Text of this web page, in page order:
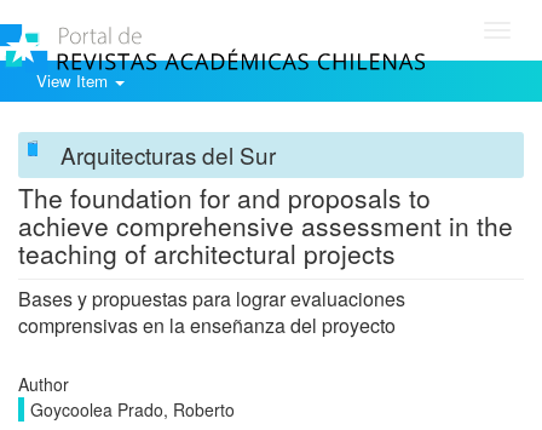
View Item
Arquitecturas del Sur
The foundation for and proposals to
achieve comprehensive assessment in the
teaching of architectural projects
Bases y propuestas para lograr evaluaciones
comprensivas en la enseñanza del proyecto
Author
Goycoolea Prado, Roberto